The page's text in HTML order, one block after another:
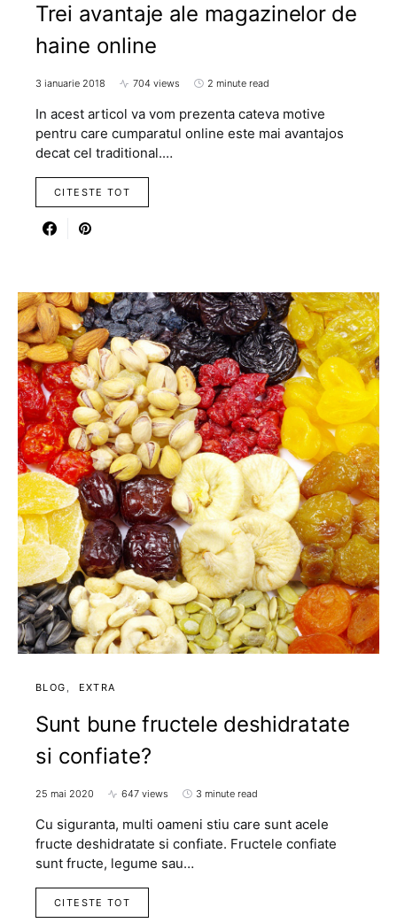
Trei avantaje ale magazinelor de
haine online
3 ianuarie 2018 704 views 2 minute read
In acest articol va vom prezenta cateva motive
pentru care cumparatul online este mai avantajos
decat cel traditional.…
CITESTE TOT
BLOG EXTRA
Sunt bune fructele deshidratate
si confiate?
25 mai 2020 647 views 3 minute read
Cu siguranta, multi oameni stiu care sunt acele
fructe deshidratate si confiate. Fructele confiate
sunt fructe, legume sau…
CITESTE TOT